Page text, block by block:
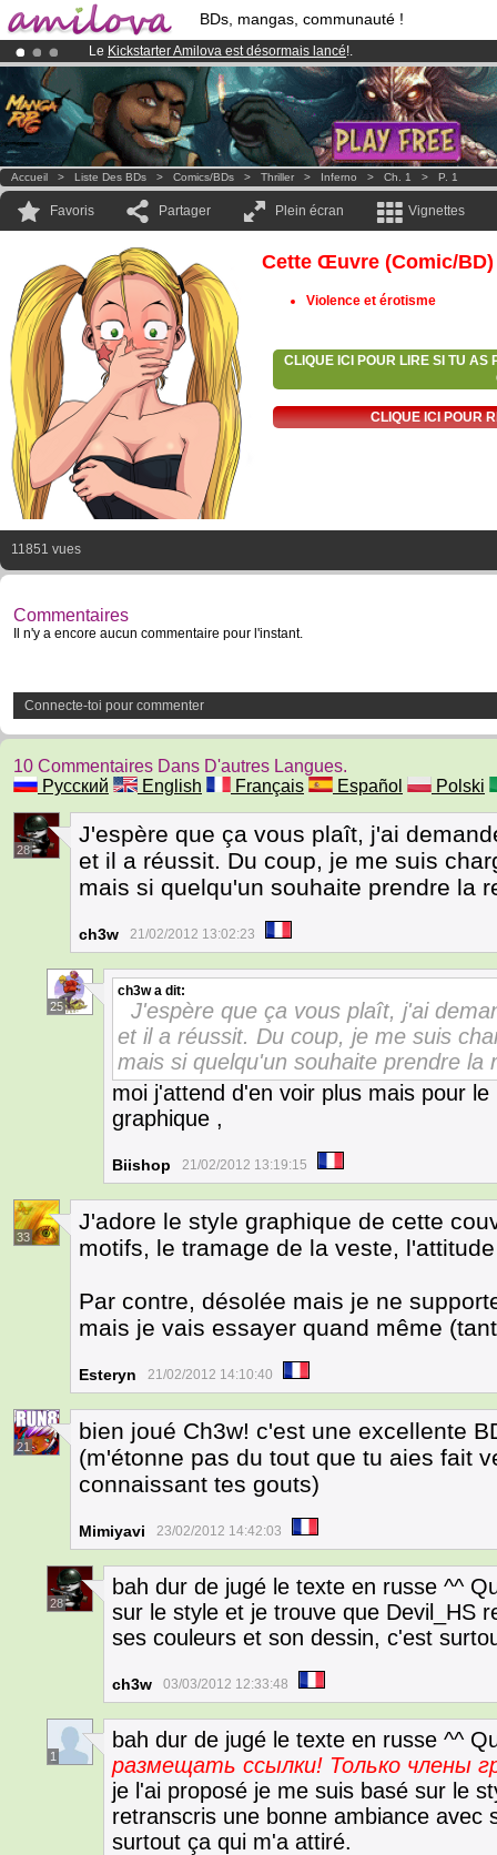
BDs, mangas, communauté !
Le Kickstarter Amilova est désormais lancé!.
Abonnement premium: à partir de3.95 eurospar mois !Clique ici
Déjà 100000membreset 1000BDs & Mangas!
Accueil > Liste Des BDs > Comics/BDs > Thriller > Inferno > Ch. 1 > P. 1
Favoris Partager Plein écran Vignettes
Cette Œuvre (comic/
Violence et érotisme
CLIQUE ICI POUR LIRE SI TU AS
CLIQUE ICI POUR
11851 vues
Commentaires
Il n'y a encore aucun commentaire pour l'instant.
Connecte-toi pour commenter
10 Commentaires Dans D'autres Langues.
Русский
English Français Español Polski
28
J'espère que ça vous plaît, j'ai
et il a réussit. Du coup, je me suis
mais si quelqu'un souhaite prendre la
ch3w 21/02/2012 13:02:23
25
ch3wa dit:
J'espère que ça vous plaît, j'ai
et il a réussit. Du coup, je me suis
mais si quelqu'un souhaite prendre la
moi j'attend d'en voir plus mais pour
graphique ,
Biishop 21/02/2012 13:19:15
33
J'adore le style graphique de cette
motifs, le tramage de la veste,
Par contre, désolée mais je ne
mais je vais essayer quand même
Esteryn 21/02/2012 14:10:40
21
bien joué Ch3w! c'est une excellente
(m'étonne pas du tout que tu aies fait
connaissant tes gouts)
Mimiyavi 23/02/2012 14:42:03
28
bah dur de jugé le texte en russe ^^
sur le style et je trouve que Devil_HS
ses couleurs et son dessin, c'est
ch3w 03/03/2012 12:33:48
1
bah dur de jugé le texte en russe ^^
размещать ссылки! Только члены
je l'ai proposé je me suis basé sur le
retranscris une bonne ambiance avec
surtout ça qui m'a attiré.